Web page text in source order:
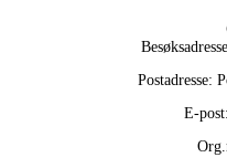
Postadresse:
E-